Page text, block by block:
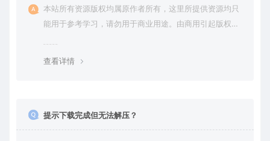
本站所有资源版权均属原作者所有，这里所提供资源均只
能用于参考学习，请勿用于商业用途。由商用引起版权纠
查看详情
提示下载完成但无法解压？